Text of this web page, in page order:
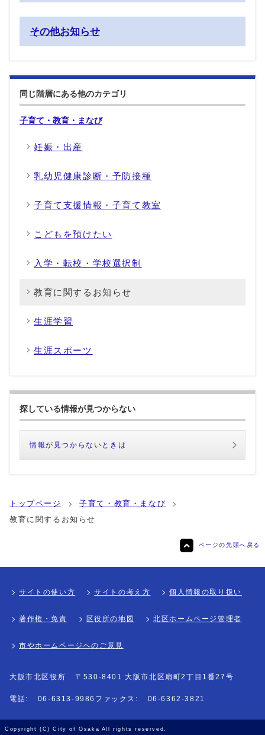
その他お知らせ
同じ階層にある他のカテゴリ
子育て・教育・まなび
妊娠・出産
乳幼児健康診断・予防接種
子育て支援情報・子育て教室
こどもを預けたい
入学・転校・学校選択制
教育に関するお知らせ
生涯学習
生涯スポーツ
探している情報が見つからない
情報が見つからないときは
トップページ
子育て・教育・まなび
教育に関するお知らせ
ページの先頭へ戻る
サイトの使い方 サイトの考え方 個人情報の取り扱い
著作権・免責 区役所の地図 北区ホームページ管理者
市やホームページへのご意見
大阪市北区役所 〒530-8401 大阪市北区扇町2丁目1番27号
電話: 06-6313-9986 ファックス: 06-6362-3821
Copyright (C) City of Osaka All rights reserved.